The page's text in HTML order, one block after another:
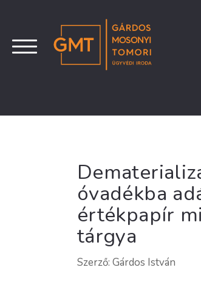
óvadékba
értékpapír
tárgya
Szerző: Gárdos István